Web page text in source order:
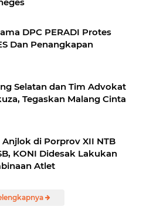
DPC PERADI Protes
Dan Penangkapan
Selatan dan Tim Advokat
Tegaskan Malang Cinta
di Porprov XII NTB
KONI Didesak Lakukan
Atlet